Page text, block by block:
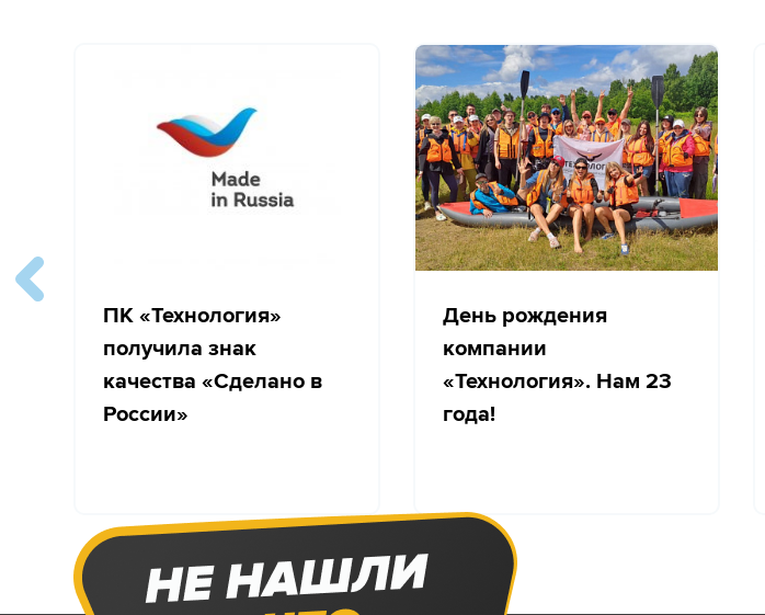
ПК «Технология»
получила знак
качества «Сделано в
России»
День рождения
компании
«Технология». Нам 23
года!